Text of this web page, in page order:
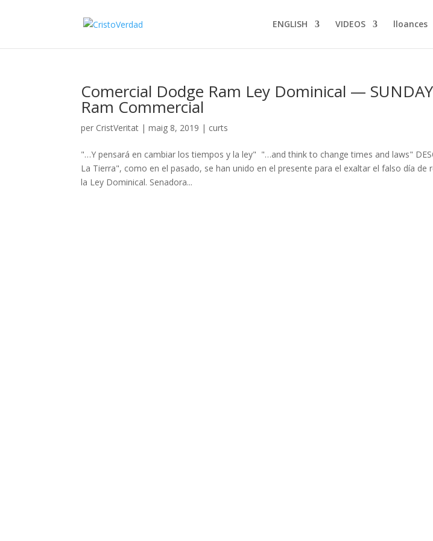
ENGLISH VIDEOS lloances
Comercial Dodge Ram Ley Dominical —
Ram Commercial
per CristVeritat |maig 8, 2019 | curts
"…Y pensará en cambiar los tiempos y la ley" "…and think to change times and laws"
La Tierra", como en el pasado, se han unido en el presente para el exaltar el falso día de
la Ley Dominical. Senadora...